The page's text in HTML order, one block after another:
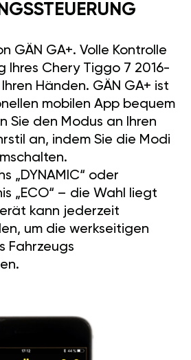
GÄN GA+. Volle Kontrolle
Ihres Chery Tiggo 7 2016-
Ihren Händen. GÄN GA+ ist
mobilen App bequem
Sie den Modus an Ihren
an, indem Sie die Modi
„DYNAMIC“ oder
„ECO“ – die Wahl liegt
kann jederzeit
um die werkseitigen
Fahrzeugs